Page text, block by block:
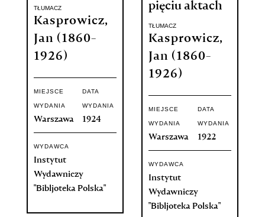
TŁUMACZ
Kasprowicz,
Jan (1860-
1926)
MIEJSCE
WYDANIA
Warszawa
DATA
WYDANIA
1924
WYDAWCA
Instytut
Wydawniczy
"Bibljoteka Polska"
pięciu aktach
TŁUMACZ
Kasprowicz,
Jan (1860-
1926)
MIEJSCE
WYDANIA
Warszawa
DATA
WYDANIA
1922
WYDAWCA
Instytut
Wydawniczy
"Bibljoteka Polska"